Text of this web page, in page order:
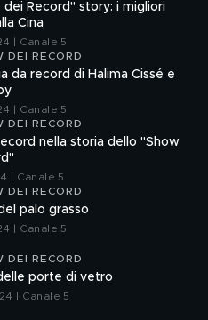
dei Record" story: i migliori
Cina
| Canale 5
DEI RECORD
da record di Halima Cissé e
| Canale 5
DEI RECORD
nella storia dello "Show
| Canale 5
DEI RECORD
palo grasso
| Canale 5
DEI RECORD
porte di vetro
| Canale 5